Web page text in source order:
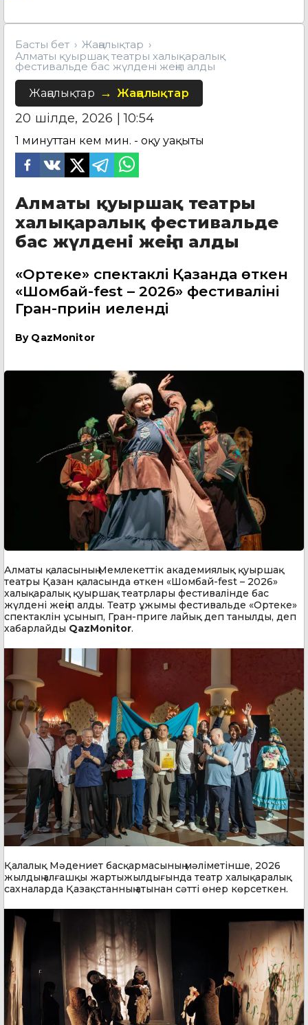
Басты бет
Жаңалықтар
Алматы қуыршақ театры халықаралық
фестивальде бас жүлдені жеңіп алды
Жаңалықтар Жаңалықтар
20 шілде, 2026 | 10:54
1 минуттан кем мин. - оқу уақыты
Алматы қуыршақ театры
халықаралық фестивальде
бас жүлдені жеңіп алды
«Ортеке» спектаклі Қазанда өткен
«Шомбай-fest – 2026» фестивалінің
Гран-приін иеленді
By QazMonitor
Алматы қаласының Мемлекеттік академиялық қуыршақ
театры Қазан қаласында өткен «Шомбай-fest – 2026»
халықаралық қуыршақ театрлары фестивалінде бас
жүлдені жеңіп алды. Театр ұжымы фестивальде «Ортеке»
спектаклін ұсынып, Гран-приге лайық деп танылды, деп
хабарлайды QazMonitor.
Қалалық Мәдениет басқармасының мәліметінше, 2026
жылдың алғашқы жартыжылдығында театр халықаралық
сахналарда Қазақстанның атынан сәтті өнер көрсеткен.